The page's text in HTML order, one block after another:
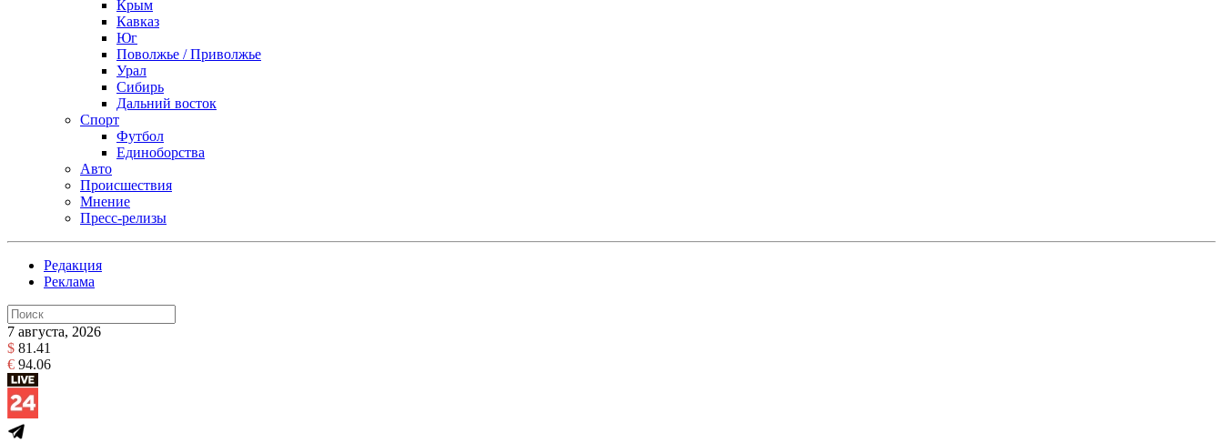
Крым
Кавказ
Юг
Поволжье / Приволжье
Урал
Сибирь
Дальний восток
Спорт
Футбол
Единоборства
Авто
Происшествия
Мнение
Пресс-релизы
Редакция
Реклама
7 августа, 2026
$ 81.41
€ 94.06